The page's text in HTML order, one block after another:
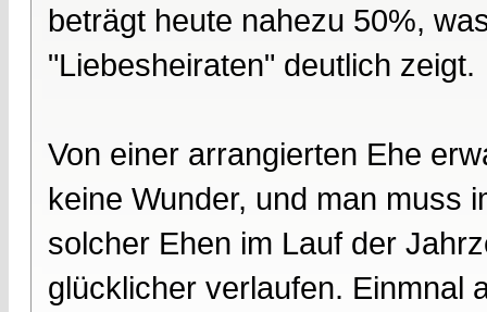
beträgt heute nahezu 50%,
"Liebesheiraten" deutlich zeigt.
Von einer arrangierten Ehe
keine Wunder, und man muss
solcher Ehen im Lauf der
glücklicher verlaufen. Einmnal